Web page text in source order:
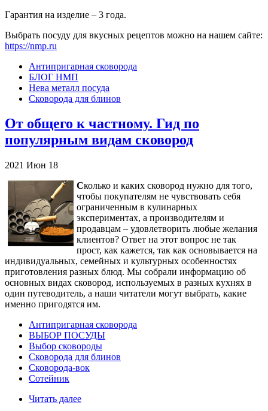
Гарантия на изделие – 3 года.
Выбрать посуду для вкусных рецептов можно на нашем сайте:
https://nmp.ru
Антипригарная сковорода
БЛОГ НМП
Нева металл посуда
Сковорода для блинов
От общего к частному. Гид по
популярным видам сковород
2021 Июн 18
Сколько и каких сковород нужно для того,
чтобы покупателям не чувствовать себя
ограниченным в кулинарных
экспериментах, а производителям и
продавцам – удовлетворить любые желания
клиентов? Ответ на этот вопрос не так
прост, как кажется, так как основывается на
индивидуальных, семейных и культурных особенностях
приготовления разных блюд. Мы собрали информацию об
основных видах сковород, используемых в разных кухнях в
один путеводитель, а наши читатели могут выбрать, какие
именно пригодятся им.
Антипригарная сковорода
ВЫБОР ПОСУДЫ
Выбор сковороды
Сковорода для блинов
Сковорода-вок
Сотейник
Читать далее